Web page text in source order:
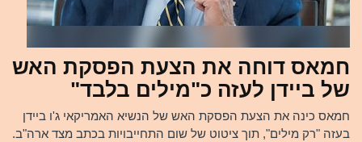
חמאס דוחה את הצעת הפסקת האש
של ביידן לעזה כ"מילים בלבד"
חמאס כינה את הצעת הפסקת האש של הנשיא האמריקאי ג'ו ביידן
בעזה "רק מילים", תוך ציטוט של שום התחייבויות בכתב מצד ארה"ב.